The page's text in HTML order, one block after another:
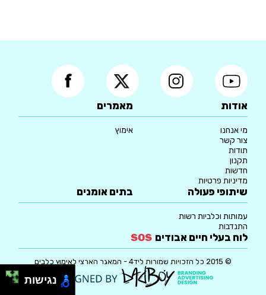
אודות
מי אנחנו
צור קשר
תודות
תקנון
חדשות
מדיניות פרטיות
מאמרים
אימוץ
שיתופי פעולה
עמותות וכלביות רשות
התנדבות
בתים אומנים
לוח בעלי חיים אבודים SOS
© 2015 כל הזכויות שמורות ליד4 - המאגר הארצי לאימוץ כלבים
נגישות